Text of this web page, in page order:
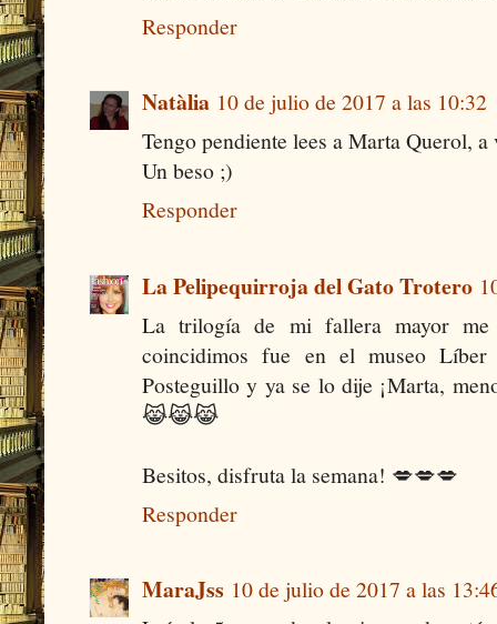
Responder
Natàlia 10 de julio de 2017 a las 10:32
Tengo pendiente lees a Marta Querol,
Un beso ;)
Responder
La Pelipequirroja del Gato Trotero
La trilogía de mi fallera mayor
coincidimos fue en el museo
Posteguillo y ya se lo dije ¡Marta,
😹😹😹
Besitos, disfruta la semana! 💋💋💋
Responder
MaraJss 10 de julio de 2017 a las